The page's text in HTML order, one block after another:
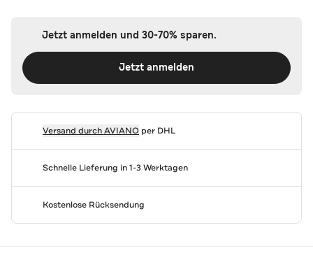
Jetzt anmelden und 30-70% sparen.
Jetzt anmelden
Versand durchAVIANOper DHL
Schnelle Lieferung in 1-3 Werktagen
Kostenlose Rücksendung